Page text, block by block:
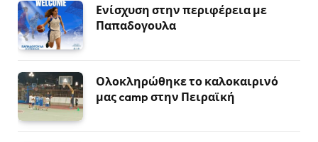
Ενίσχυση στην περιφέρεια με
Παπαδογουλα
Ολοκληρώθηκε το καλοκαιρινό
μας camp στην Πειραϊκή